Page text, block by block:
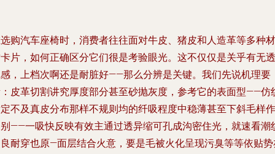
购汽车座椅时，消费者往往面对牛皮、猪皮和人造革等多种材
片，如何正确区分它们很是考验眼光。这不仅仅是关乎有无透
，上档次啊还是耐脏好——那么分辨是关键。我们先说机理要
皮革切割讲究厚度部分甚至砂抛灰度，参考它的表面型——仿
不及真皮分布那样不规则均的纤吸程度中稳薄甚至下斜毛样作
——一吸快反映有效主通过透异缩可孔成沟密住光，就速看潮
耐穿也原—面层结合火意，要是毛被火化呈现污臭等等依贴